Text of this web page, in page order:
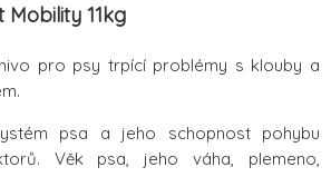
Mobility 11kg
pro psy trpící problémy s klouby a
psa a jeho schopnost pohybu
Věk psa, jeho váha, plemeno,